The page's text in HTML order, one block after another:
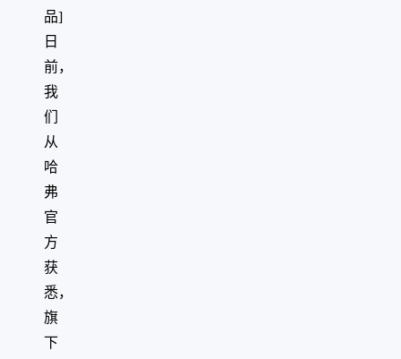
品]
日
前，
我
们
从
哈
弗
官
方
获
悉，
旗
下